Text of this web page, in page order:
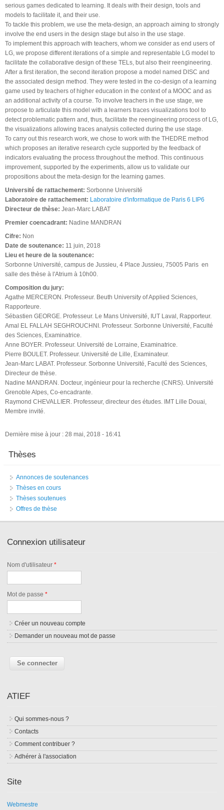
serious games dedicated to learning. It deals with their design, tools and
models to facilitate it, and their use.
To tackle this problem, we use the meta-design, an approach aiming to strongly
involve the end users in the design stage but also in the use stage.
To implement this approach with teachers, whom we consider as end users of
LG, we propose different iterations of a simple and representable LG model to
facilitate the collaborative design of these TELs, but also their reengineering.
After a first iteration, the second iteration propose a model named DISC and
the associated design method. They were tested in the co-design of a learning
game used by teachers of higher education in the context of a MOOC and as
an additional activity of a course. To involve teachers in the use stage, we
propose to articulate this model with a learners traces visualizations tool to
detect problematic pattern and, thus, facilitate the reengineering process of LG,
the visualizations allowing traces analysis collected during the use stage.
To carry out this research work, we chose to work with the THEDRE method
which proposes an iterative research cycle supported by the feedback of
indicators evaluating the process throughout the method. This continuous
improvement, supported by the experiments, allow us to validate our
propositions about the meta-design for the learning games.
Université de rattachement: Sorbonne Université
Laboratoire de rattachement: Laboratoire d'informatique de Paris 6 LIP6
Directeur de thèse: Jean-Marc LABAT
Premier coencadrant: Nadine MANDRAN
Cifre: Non
Date de soutenance: 11 juin, 2018
Lieu et heure de la soutenance:
Sorbonne Université, campus de Jussieu, 4 Place Jussieu, 75005 Paris en
salle des thèse à l'Atrium à 10h00.
Composition du jury:
Agathe MERCERON. Professeur. Beuth University of Applied Sciences,
Rapporteure.
Sébastien GEORGE. Professeur. Le Mans Université, IUT Laval, Rapporteur.
Amal EL FALLAH SEGHROUCHNI. Professeur. Sorbonne Université, Faculté
des Sciences, Examinatrice.
Anne BOYER. Professeur. Université de Lorraine, Examinatrice.
Pierre BOULET. Professeur. Université de Lille, Examinateur.
Jean-Marc LABAT. Professeur. Sorbonne Université, Faculté des Sciences,
Directeur de thèse.
Nadine MANDRAN. Docteur, ingénieur pour la recherche (CNRS). Université
Grenoble Alpes, Co-encadrante.
Raymond CHEVALLIER. Professeur, directeur des études. IMT Lille Douai,
Membre invité.
Dernière mise à jour : 28 mai, 2018 - 16:41
Thèses
Annonces de soutenances
Thèses en cours
Thèses soutenues
Offres de thèse
Connexion utilisateur
Nom d'utilisateur*
Mot de passe*
Créer un nouveau compte
Demander un nouveau mot de passe
ATIEF
Qui sommes-nous ?
Contacts
Comment contribuer ?
Adhérer à l'association
Site
Webmestre